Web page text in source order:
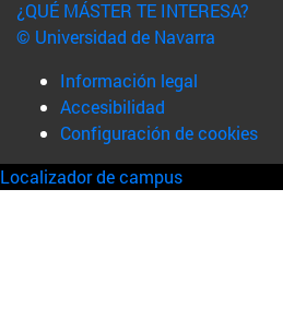
¿QUÉ MÁSTER TE INTERESA?
© Universidad de Navarra
Información legal
Accesibilidad
Configuración de cookies
Localizador de campus